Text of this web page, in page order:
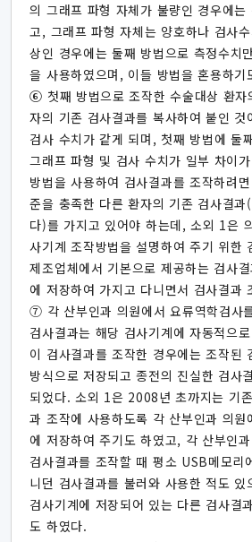
의 그래프 파형 자체가 불량인 경우에는
고, 그래프 파형 자체는 양호하나 검사
상인 경우에는 둘째 방법으로 측정수치
을 사용하였으며, 이들 방법을 혼용하기
⑥ 첫째 방법으로 조작한 수술대상 환자
자의 기존 검사결과를 복사하여 붙인 것
검사 수치가 같게 되며, 첫째 방법에 둘
그래프 파형 및 검사 수치가 일부 차이
방법을 사용하여 검사결과를 조작하려
준을 충족한 다른 환자의 기존 검사결과
다)를 가지고 있어야 하는데, 소외 1은
사기계 조작방법을 설명하여 주기 위한
제조업체에서 기본으로 제공하는 검사
에 저장하여 가지고 다니면서 검사결과
⑦ 각 산부인과 의원에서 요류역학검사
검사결과는 해당 검사기계에 자동적으
이 검사결과를 조작한 경우에는 조작된
방식으로 저장되고 종전의 진실한 검사
되었다. 소외 1은 2008년 초까지는 기
과 조작에 사용하도록 각 산부인과 의원
에 저장하여 주기도 하였고, 각 산부인
검사결과를 조작할 때 평소 USB메모리
니던 검사결과를 불러와 사용한 적도 있
검사기계에 저장되어 있는 다른 검사결
도 하였다.